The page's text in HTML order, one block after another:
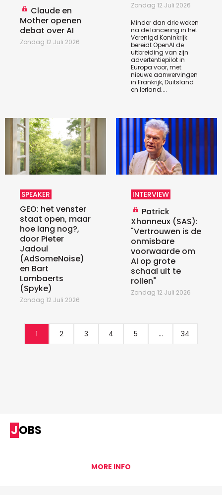
Claude en
Mother openen
debat over AI
Zondag 12 Juli 2026
Zondag 12 Juli 2026
Minder dan drie weken
na de lancering in het
Verenigd Koninkrijk
bereidt OpenAI de
uitbreiding van zijn
advertentiepilot in
Europa voor, met
nieuwe aanwervingen
in Frankrijk, Duitsland
en Ierland....
SPEAKER
GEO: het venster
staat open, maar
hoe lang nog?,
door Pieter
Jadoul
(AdSomeNoise)
en Bart
Lombaerts
(Spyke)
Zondag 12 Juli 2026
INTERVIEW
Patrick
Xhonneux (SAS):
"Vertrouwen is de
onmisbare
voorwaarde om
AI op grote
schaal uit te
rollen"
Zondag 12 Juli 2026
1 2 3 4 5 ... 34
JOBS
MORE INFO